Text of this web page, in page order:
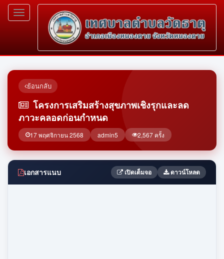
Toggle
navigation
ย้อนกลับ
โครงการเสริมสร้างสุขภาพเชิงรุกและลด
ภาวะคลอดก่อนกำหนด
17 พฤศจิกายน 2568 admin5 2,567 ครั้ง
เอกสารแนบ เปิดเต็มจอ ดาวน์โหลด